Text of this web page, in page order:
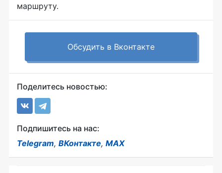
маршруту.
Обсудить в Вконтакте
Поделитесь новостью:
Подпишитесь на нас:
Telegram, ВКонтакте, MAX